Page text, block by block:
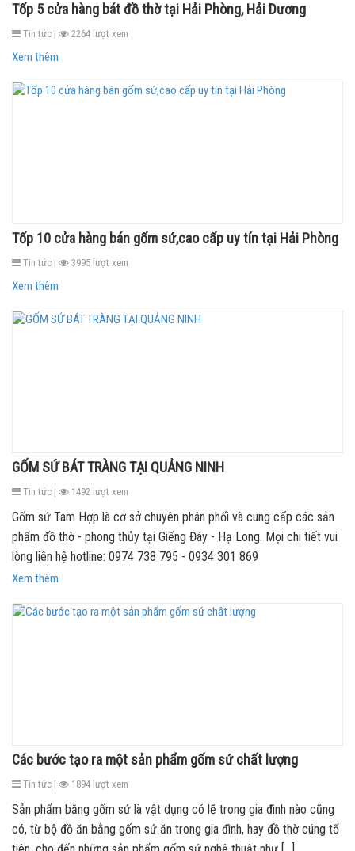
Tốp 5 cửa hàng bát đồ thờ tại Hải Phòng, Hải Dương
Tin tức | 2264 lượt xem
Xem thêm
Tốp 10 cửa hàng bán gốm sứ,cao cấp uy tín tại Hải Phòng
Tin tức | 3995 lượt xem
Xem thêm
GỐM SỨ BÁT TRÀNG TẠI QUẢNG NINH
Tin tức | 1492 lượt xem
Gốm sứ Tam Hợp là cơ sở chuyên phân phối và cung cấp các sản
phẩm đồ thờ - phong thủy tại Giếng Đáy - Hạ Long. Mọi chi tiết vui
lòng liên hệ hotline: 0974 738 795 - 0934 301 869
Xem thêm
Các bước tạo ra một sản phẩm gốm sứ chất lượng
Tin tức | 1894 lượt xem
Sản phẩm bằng gốm sứ là vật dụng có lẽ trong gia đình nào cũng
có, từ bộ đồ ăn bằng gốm sứ ăn trong gia đình, hay đồ thờ cúng tổ